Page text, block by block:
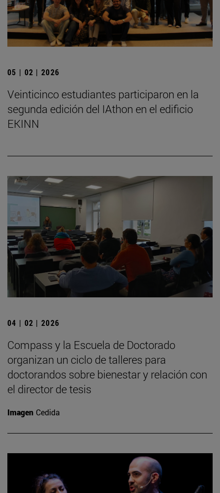
05 | 02 | 2026
Veinticinco estudiantes participaron en la
segunda edición del IAthon en el edificio
EKINN
04 | 02 | 2026
Compass y la Escuela de Doctorado
organizan un ciclo de talleres para
doctorandos sobre bienestar y relación con
el director de tesis
Imagen Cedida